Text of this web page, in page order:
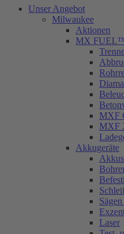
Unser Angebot
Milwaukee
Aktionen
MX
MXF
MXF
Akkugeräte
Laser